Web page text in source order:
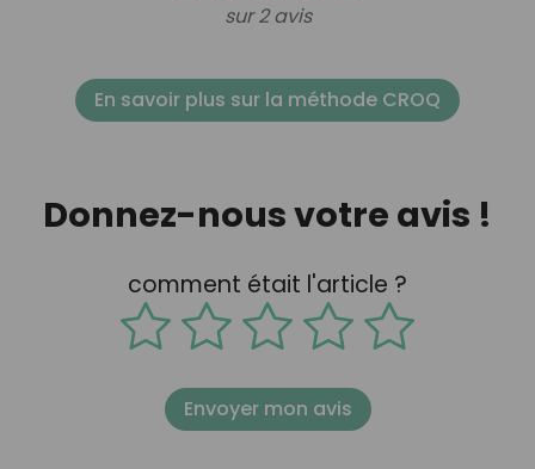
sur 2 avis
En savoir plus sur la méthode CROQ
Donnez-nous votre avis !
comment était l'article ?
Envoyer mon avis